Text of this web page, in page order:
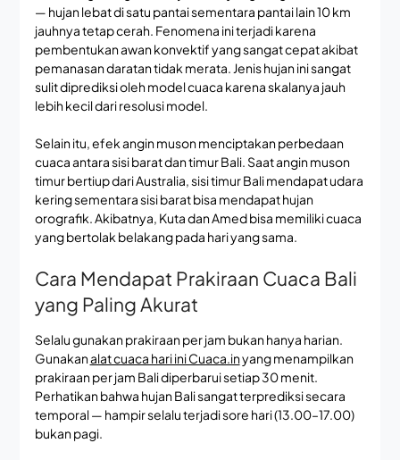
— hujan lebat di satu pantai sementara pantai lain 10 km
jauhnya tetap cerah. Fenomena ini terjadi karena
pembentukan awan konvektif yang sangat cepat akibat
pemanasan daratan tidak merata. Jenis hujan ini sangat
sulit diprediksi oleh model cuaca karena skalanya jauh
lebih kecil dari resolusi model.
Selain itu, efek angin muson menciptakan perbedaan
cuaca antara sisi barat dan timur Bali. Saat angin muson
timur bertiup dari Australia, sisi timur Bali mendapat udara
kering sementara sisi barat bisa mendapat hujan
orografik. Akibatnya, Kuta dan Amed bisa memiliki cuaca
yang bertolak belakang pada hari yang sama.
Cara Mendapat Prakiraan Cuaca Bali
yang Paling Akurat
Selalu gunakan prakiraan per jam bukan hanya harian.
Gunakanalat cuaca hari ini Cuaca.inyang menampilkan
prakiraan per jam Bali diperbarui setiap 30 menit.
Perhatikan bahwa hujan Bali sangat terprediksi secara
temporal — hampir selalu terjadi sore hari (13.00–17.00)
bukan pagi.